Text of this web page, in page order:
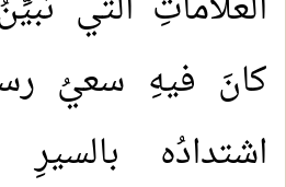
كانَ فيهِ سعيُ
اشتدادُه